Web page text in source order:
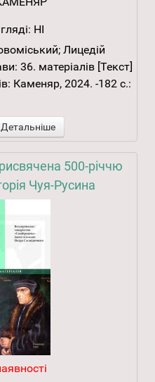
НІ
Лицедій
36. матеріалів [Текст]
Каменяр, 2024. -182 с.:
Детальніше
500-річчю
Чуя-Русина